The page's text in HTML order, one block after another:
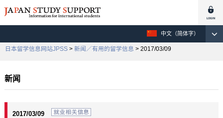
中文（简体字）
日本留学信息网站JPSS > 新闻／有用的留学信息 > 2017/03/09
新闻
2017/03/09